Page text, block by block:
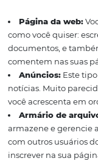
de servidor que
o site do seu
programa de
característica
facilita a
fica muito prática
visibilidade
acessos. Google
não poderia ser